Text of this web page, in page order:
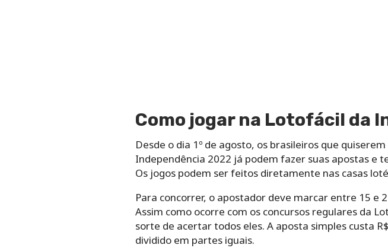
Como jogar na Lotofácil da
Desde o dia 1º de agosto, os brasileiros que
Independência 2022 já podem fazer suas apostas
Os jogos podem ser feitos diretamente nas casas
Para concorrer, o apostador deve marcar entre 15 e
Assim como ocorre com os concursos regulares da
sorte de acertar todos eles. A aposta simples custa
dividido em partes iguais.